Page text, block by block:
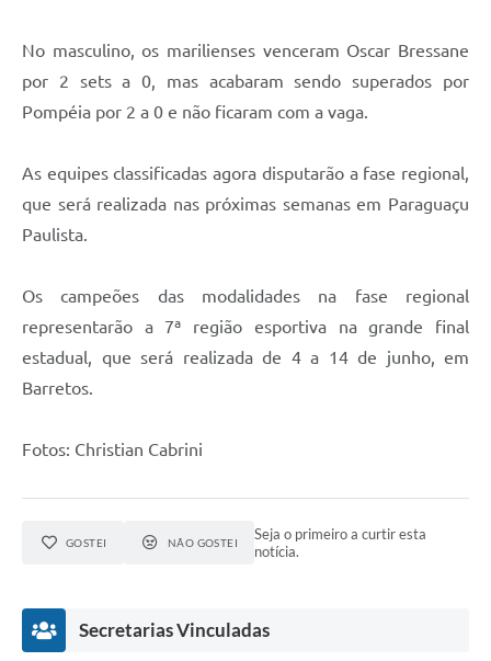
No masculino, os marilienses venceram Oscar Bressane
por 2 sets a 0, mas acabaram sendo superados por
Pompéia por 2 a 0 e não ficaram com a vaga.
As equipes classificadas agora disputarão a fase regional,
que será realizada nas próximas semanas em Paraguaçu
Paulista.
Os campeões das modalidades na fase regional
representarão a 7ª região esportiva na grande final
estadual, que será realizada de 4 a 14 de junho, em
Barretos.
Fotos: Christian Cabrini
GOSTEI NÃO GOSTEI
Seja o primeiro a curtir esta
notícia.
Secretarias Vinculadas